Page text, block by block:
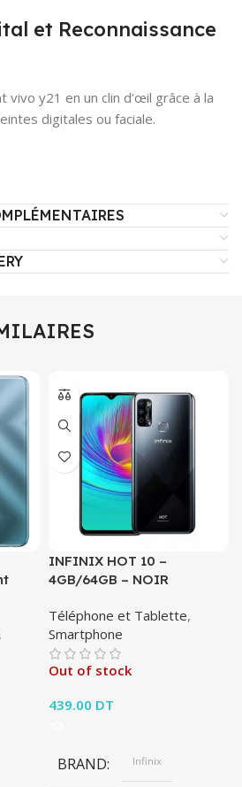
et Reconnaissance
vivo y21 en un clin d’œil grâce à la
digitales ou faciale.
,
INFINIX HOT 10 –
4GB/64GB – NOIR
Téléphone et Tablette,
Smartphone
Out of stock
439.00 DT
BRAND Infinix